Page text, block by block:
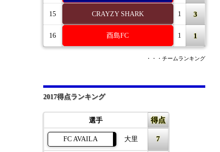
15 CRAYZY SHARK 1 3
16 酉島FC 1 1
・・・チームランキング
2017得点ランキング
選手 得点
FC AVAILA 大里 7